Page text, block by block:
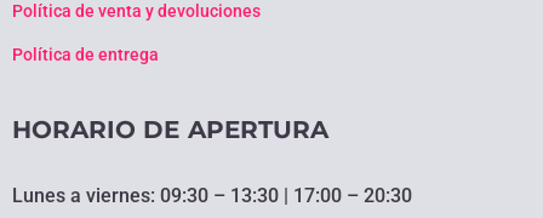
Política de venta y devoluciones
Política de entrega
HORARIO DE APERTURA
Lunes a viernes: 09:30 – 13:30 | 17:00 – 20:30